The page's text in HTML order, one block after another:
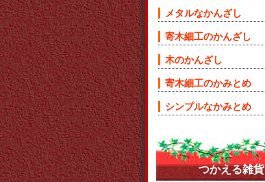
メタルなかんざし
寄木細工のかんざし
木のかんざし
寄木細工のかみとめ
シンプルなかみとめ
つかえる雑貨